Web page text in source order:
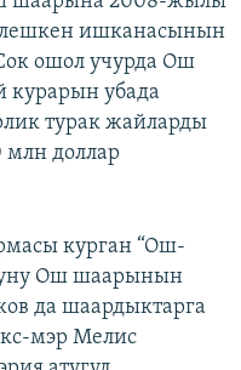
ишканасынын
ошол учурда Ош
курарын убада
турак жайларды
млн доллар
курган “Ош-
Ош шаарынын
да шаардыктарга
мэр Мелис